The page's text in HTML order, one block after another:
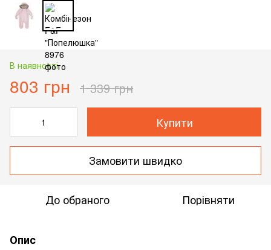
В наявності
803 грн 1 339 грн
Купити
Замовити швидко
До обраного Порівняти
Опис